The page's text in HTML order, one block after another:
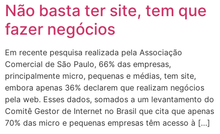
Não basta ter site, tem que
fazer negócios
Em recente pesquisa realizada pela Associação
Comercial de São Paulo, 66% das empresas,
principalmente micro, pequenas e médias, tem site,
embora apenas 36% declarem que realizam negócios
pela web. Esses dados, somados a um levantamento do
Comitê Gestor de Internet no Brasil que cita que apenas
70% das micro e pequenas empresas têm acesso à […]